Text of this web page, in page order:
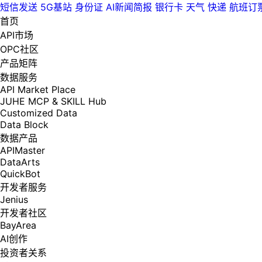
短信发送 5G基站 身份证 AI新闻简报 银行卡 天气 快递 航班订
首页
API市场
OPC社区
产品矩阵
数据服务
API Market Place
JUHE MCP & SKILL Hub
Customized Data
Data Block
数据产品
APIMaster
DataArts
QuickBot
开发者服务
Jenius
开发者社区
BayArea
AI创作
投资者关系